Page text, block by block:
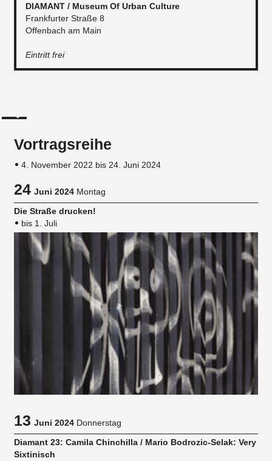
DIAMANT / Museum Of Urban Culture
Frankfurter Straße 8
Offenbach am Main
Eintritt frei
Vortragsreihe
4. November 2022 bis 24. Juni 2024
24Juni 2024 Montag
Die Straße drucken!
bis 1. Juli
13Juni 2024 Donnerstag
Diamant 23: Camila Chinchilla / Mario Bodrozic-Selak: Very
Sixtinisch